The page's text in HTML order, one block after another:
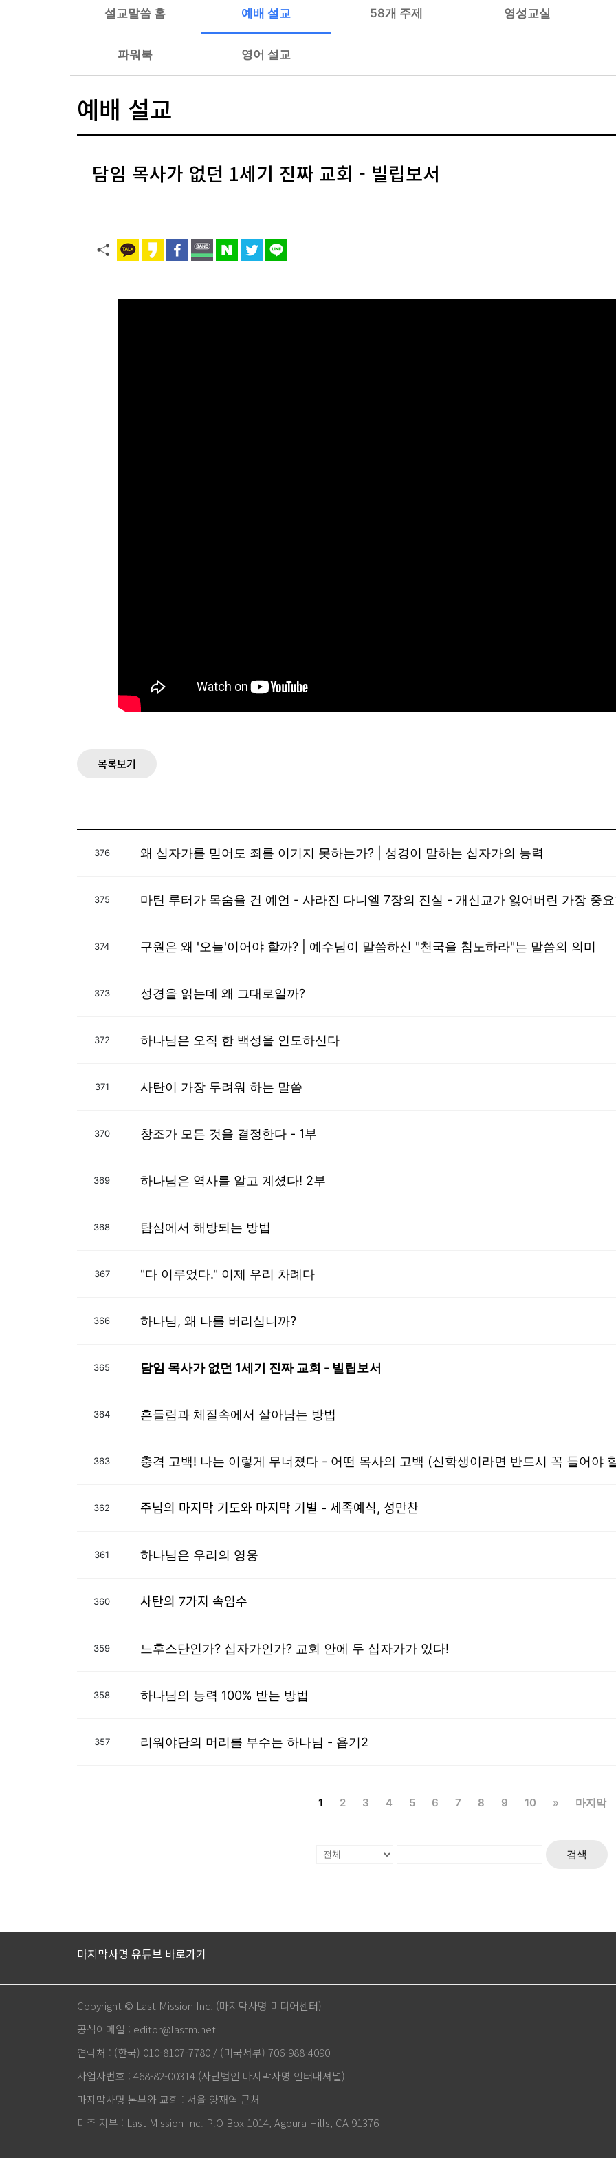
설교말씀 홈 예배 설교 58개 주제 영성교실
파워북 영어 설교
예배 설교
담임 목사가 없던 1세기 진짜 교회 - 빌립보서
목록보기
376 왜 십자가를 믿어도 죄를 이기지 못하는가? | 성경이 말하는 십자가의 능력
375 마틴 루터가 목숨을 건 예언 - 사라진 다니엘 7장의 진실 - 개신교가 잃어버린 가장 중
374 구원은 왜 '오늘'이어야 할까? | 예수님이 말씀하신 "천국을 침노하라"는 말씀의 의미
373 성경을 읽는데 왜 그대로일까?
372 하나님은 오직 한 백성을 인도하신다
371 사탄이 가장 두려워 하는 말씀
370 창조가 모든 것을 결정한다 - 1부
369 하나님은 역사를 알고 계셨다! 2부
368 탐심에서 해방되는 방법
367 "다 이루었다." 이제 우리 차례다
366 하나님, 왜 나를 버리십니까?
365 담임 목사가 없던 1세기 진짜 교회 - 빌립보서
364 흔들림과 체질속에서 살아남는 방법
363 충격 고백! 나는 이렇게 무너졌다 - 어떤 목사의 고백 (신학생이라면 반드시 꼭 들어야
362 주님의 마지막 기도와 마지막 기별 - 세족예식, 성만찬
361 하나님은 우리의 영웅
360 사탄의 7가지 속임수
359 느후스단인가? 십자가인가? 교회 안에 두 십자가가 있다!
358 하나님의 능력 100% 받는 방법
357 리워야단의 머리를 부수는 하나님 - 욥기2
1 2 3 4 5 6 7 8 9 10 » 마지막
검색
마지막사명 유튜브 바로가기
Copyright © Last Mission Inc. (마지막사명 미디어센터)
공식이메일 : editor@lastm.net
연락처 : (한국) 010-8107-7780 / (미국서부) 706-988-4090
사업자번호 : 468-82-00314 (사단법인 마지막사명 인터내셔널)
마지막사명 본부와 교회 : 서울 양재역 근처
미주 지부 : Last Mission Inc. P.O Box 1014, Agoura Hills, CA 91376